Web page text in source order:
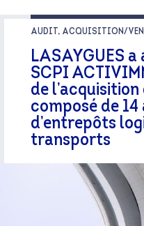
AUDIT, ACQUISITION/
LASAYGUES
SCPI
de
composé de
d’entrepôts
transports